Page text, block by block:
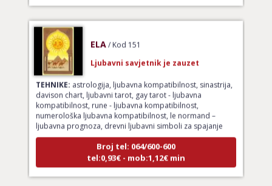
TEHNIKE:astrologija, ljubavna kompatibilnost, sinastrija,
davison chart, ljubavni tarot, gay tarot - ljubavna
kompatibilnost, rune - ljubavna kompatibilnost,
numerološka ljubavna kompatibilnost, le normand –
ljubavna prognoza, drevni ljubavni simboli za spajanje
Broj tel: 064/600-600
tel:0,93€ - mob:1,12€ min